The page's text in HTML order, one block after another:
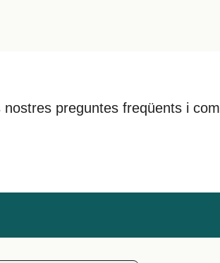
preguntes freqüents i com